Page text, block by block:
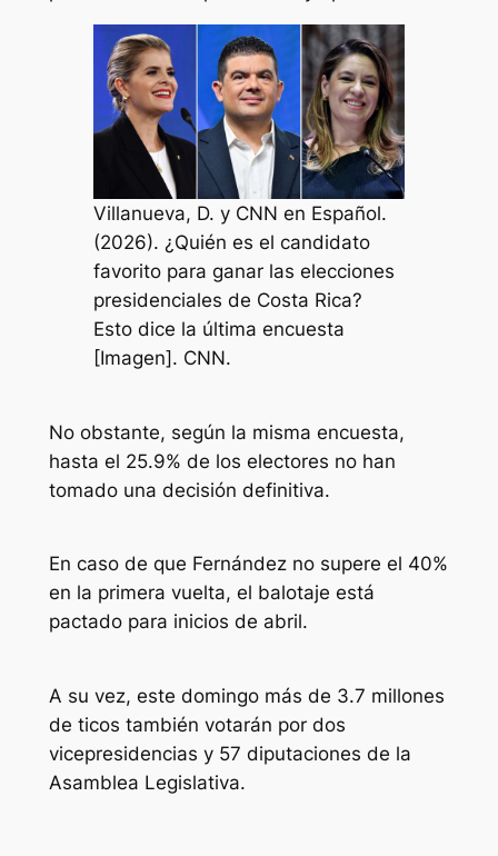
Villanueva, D. y CNN en Español.
(2026). ¿Quién es el candidato
favorito para ganar las elecciones
presidenciales de Costa Rica?
Esto dice la última encuesta
[Imagen]. CNN.
No obstante, según la misma encuesta,
hasta el 25.9% de los electores no han
tomado una decisión definitiva.
En caso de que Fernández no supere el 40%
en la primera vuelta, el balotaje está
pactado para inicios de abril.
A su vez, este domingo más de 3.7 millones
de ticos también votarán por dos
vicepresidencias y 57 diputaciones de la
Asamblea Legislativa.